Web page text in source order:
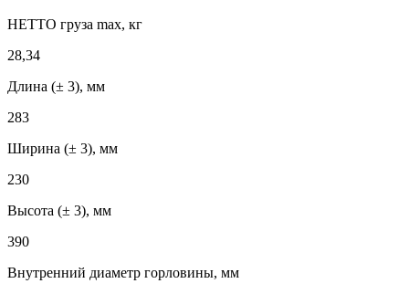
НЕТТО груза max, кг
28,34
Длина (± 3), мм
283
Ширина (± 3), мм
230
Высота (± 3), мм
390
Внутренний диаметр горловины, мм